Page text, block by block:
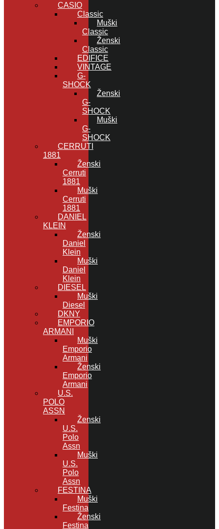
CASIO
Classic
Muški
Classic
Ženski
Classic
EDIFICE
VINTAGE
G-
SHOCK
Ženski
G-
SHOCK
Muški
G-
SHOCK
CERRUTI
1881
Ženski
Cerruti
1881
Muški
Cerruti
1881
DANIEL
KLEIN
Ženski
Daniel
Klein
Muški
Daniel
Klein
DIESEL
Muški
Diesel
DKNY
EMPORIO
ARMANI
Muški
Emporio
Armani
Ženski
Emporio
Armani
U.S.
POLO
ASSN
Ženski
U.S.
Polo
Assn
Muški
U.S.
Polo
Assn
FESTINA
Muški
Festina
Ženski
Festina